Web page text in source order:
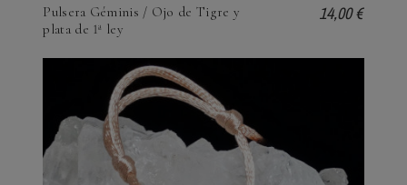
Pulsera Géminis / Ojo de Tigre y
plata de 1ª ley
14,00 €